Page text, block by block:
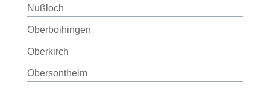
Nußloch
Oberboihingen
Oberkirch
Obersontheim